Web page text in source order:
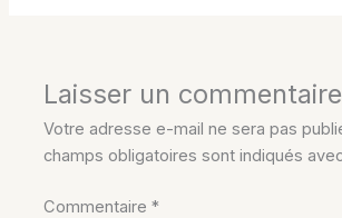
Laisser un commentaire
Votre adresse e-mail ne sera pas
champs obligatoires sont indiqués
Commentaire*